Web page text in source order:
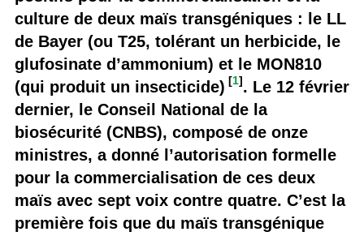
culture de deux maïs transgéniques : le LL
de Bayer (ou T25, tolérant un herbicide, le
glufosinate d’ammonium) et le MON810
(qui produit un insecticide) [1]. Le 12 février
dernier, le Conseil National de la
biosécurité (CNBS), composé de onze
ministres, a donné l’autorisation formelle
pour la commercialisation de ces deux
maïs avec sept voix contre quatre. C’est la
première fois que du maïs transgénique